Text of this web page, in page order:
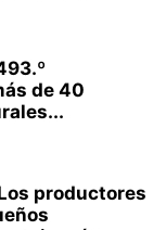
de 40
productores